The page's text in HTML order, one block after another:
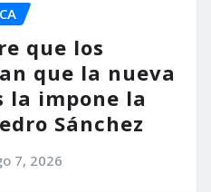
que los
que la nueva
la impone la
Sánchez
7, 2026